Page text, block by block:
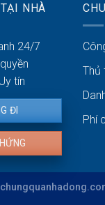
NHÀ
24/7
tín
ĐI
Thủ
Phí